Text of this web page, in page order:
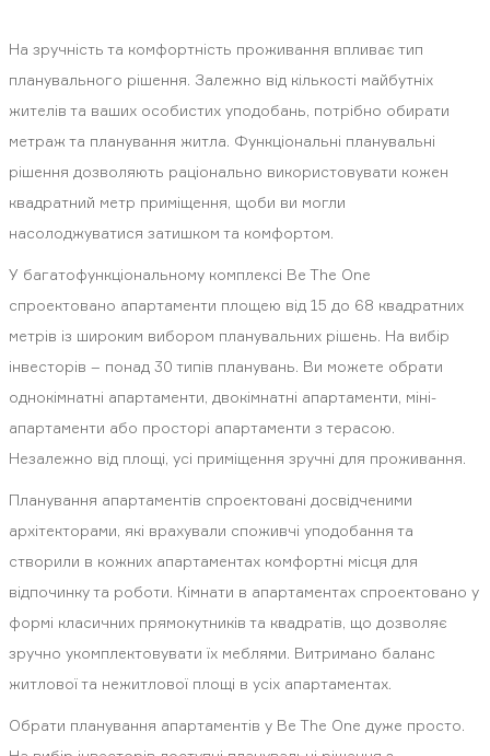
На зручність та комфортність проживання впливає тип
планувального рішення. Залежно від кількості майбутніх
жителів та ваших особистих уподобань, потрібно обирати
метраж та планування житла. Функціональні планувальні
рішення дозволяють раціонально використовувати кожен
квадратний метр приміщення, щоби ви могли
насолоджуватися затишком та комфортом.
У багатофункціональному комплексі Be The One
спроектовано апартаменти площею від 15 до 68 квадратних
метрів із широким вибором планувальних рішень. На вибір
інвесторів – понад 30 типів планувань. Ви можете обрати
однокімнатні апартаменти, двокімнатні апартаменти, міні-
апартаменти або просторі апартаменти з терасою.
Незалежно від площі, усі приміщення зручні для проживання.
Планування апартаментів спроектовані досвідченими
архітекторами, які врахували споживчі уподобання та
створили в кожних апартаментах комфортні місця для
відпочинку та роботи. Кімнати в апартаментах спроектовано у
формі класичних прямокутників та квадратів, що дозволяє
зручно укомплектовувати їх меблями. Витримано баланс
житлової та нежитлової площі в усіх апартаментах.
Обрати планування апартаментів у Be The One дуже просто.